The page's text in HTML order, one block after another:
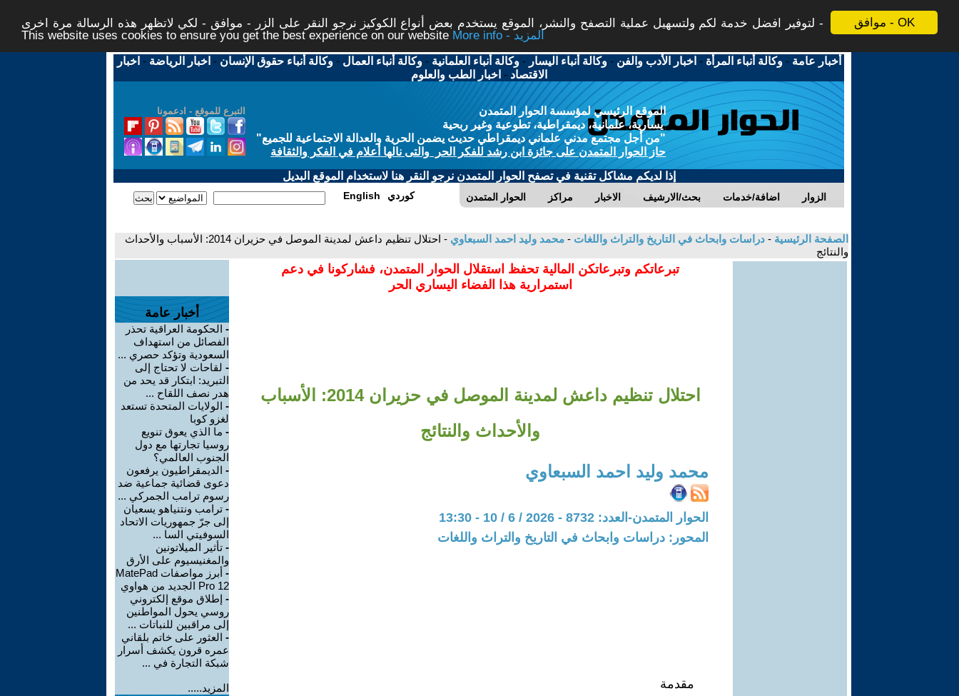
موافق - OK
لتوفير افضل خدمة لكم ولتسهيل عملية التصفح والنشر، الموقع يستخدم بعض أنواع الكوكيز نرجو النقر على الزر - موافق - لكي لاتظهر هذه الرسالة مرة اخرى -
This website uses cookies to ensure you get the best experience on our website
More info - المزيد
أخبار عامة -وكالة أنباء المرأة - اخبار الأدب والفن -وكالة أنباء اليسار -وكالة أنباء العلمانية -وكالة أنباء العمال -وكالة أنباء حقوق الإنسان - اخبار الرياضة - اخبار
الاقتصاد - اخبار الطب والعلوم
التبرع للموقع - ادعمونا
الموقع الرئيسي لمؤسسة الحوار المتمدن
يسارية، علمانية، ديمقراطية، تطوعية وغير ربحية
"من أجل مجتمع مدني علماني ديمقراطي حديث يضمن الحرية والعدالة الاجتماعية للجميع"
حاز الحوار المتمدن على جائزة ابن رشد للفكر الحر والتى نالها أعلام في الفكر والثقافة
إذا لديكم مشاكل تقنية في تصفح الحوار المتمدن نرجو النقر هنا لاستخدام الموقع البديل
الحوار المتمدن مراكز الاخبار بحث/الارشيف اضافة/خدمات الزوار English كوردي
الصفحة الرئيسية - دراسات وابحاث في التاريخ والتراث واللغات - محمد وليد احمد السبعاوي
- احتلال تنظيم داعش لمدينة الموصل في حزيران 2014: الأسباب والأحداث
والنتائج
تبرعاتكم وتبرعاتكن المالية تحفظ استقلال الحوار المتمدن، فشاركونا في دعم
استمرارية هذا الفضاء اليساري الحر
احتلال تنظيم داعش لمدينة الموصل في حزيران 2014: الأسباب
والأحداث والنتائج
محمد وليد احمد السبعاوي
الحوار المتمدن-العدد: 8732 - 2026 / 6 / 10 - 13:30
المحور: دراسات وابحاث في التاريخ والتراث واللغات
مقدمة
أخبار عامة
- الحكومة العراقية تحذر
الفصائل من استهداف
السعودية وتؤكد حصري ...
- لقاحات لا تحتاج إلى
التبريد: ابتكار قد يحد من
هدر نصف اللقاح ...
- الولايات المتحدة تستعد
لغزو كوبا
- ما الذي يعوق تنويع
روسيا تجارتها مع دول
الجنوب العالمي؟
- الديمقراطيون يرفعون
دعوى قضائية جماعية ضد
رسوم ترامب الجمركي ...
- ترامب ونتنياهو يسعيان
إلى جرّ جمهوريات الاتحاد
السوفيتي السا ...
- تأثير الميلاتونين
والمغنيسيوم على الأرق
-
أبرز مواصفات MatePad
Pro 12 الجديد من هواوي
- إطلاق موقع إلكتروني
روسي يحول المواطنين
إلى مراقبين للنباتات ...
- العثور على خاتم بلقاني
عمره قرون يكشف أسرار
شبكة التجارة في ...
المزيد.....